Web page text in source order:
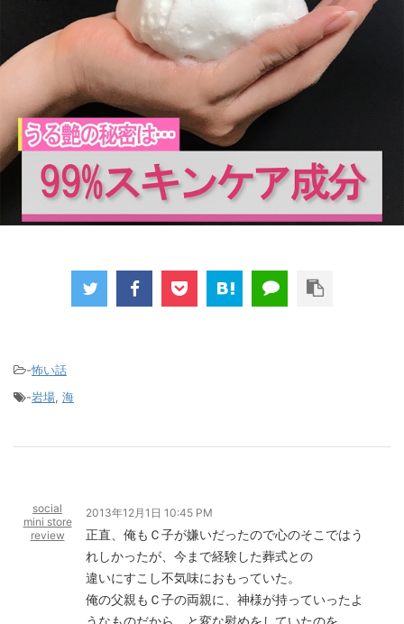
-怖い話
-岩場, 海
social
mini store
review
2013年12月1日 10:45 PM
正直、俺もＣ子が嫌いだったので心のそこではう
れしかったが、今まで経験した葬式との
違いにすこし不気味におもっていた。
俺の父親もＣ子の両親に、神様が持っていったよ
うなものだから。と変な慰めをしていたのを